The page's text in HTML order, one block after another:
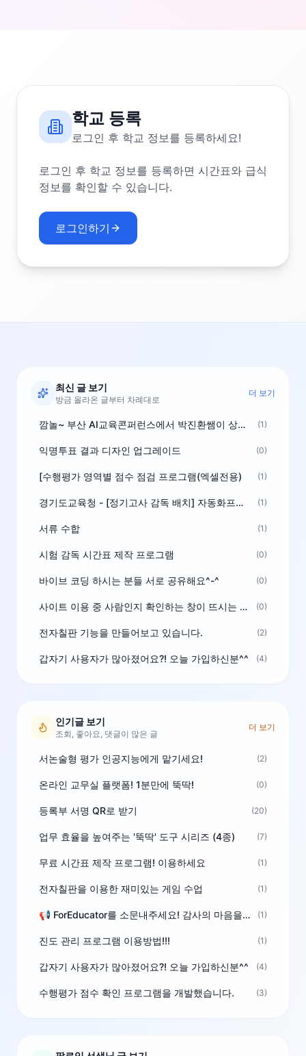
학교 등록
로그인 후 학교 정보를 등록하세요!
로그인 후 학교 정보를 등록하면 시간표와 급식
정보를 확인할 수 있습니다.
로그인하기
최신 글 보기
방금 올라온 글부터 차례대로
더 보기
깜놀~ 부산 AI교육콘퍼런스에서 박진환쌤이 상받으려 나오셨네요~ ^^ (1)
익명투표 결과 디자인 업그레이드 (0)
[수행평가 영역별 점수 점검 프로그램(엑셀전용) (1)
경기도교육청 - [정기고사 감독 배치] 자동화프로그램 보급 (1)
서류 수합 (1)
시험 감독 시간표 제작 프로그램 (0)
바이브 코딩 하시는 분들 서로 공유해요^-^ (0)
사이트 이용 중 사람인지 확인하는 창이 뜨시는 분은 알려주세요 (0)
전자칠판 기능을 만들어보고 있습니다. (2)
갑자기 사용자가 많아졌어요?! 오늘 가입하신분^^ (4)
인기글 보기
조회, 좋아요, 댓글이 많은 글
더 보기
서논술형 평가 인공지능에게 맡기세요! (2)
온라인 교무실 플랫폼! 1분만에 뚝딱! (0)
등록부 서명 QR로 받기 (20)
업무 효율을 높여주는 '뚝딱' 도구 시리즈 (4종) (7)
무료 시간표 제작 프로그램! 이용하세요 (1)
전자칠판을 이용한 재미있는 게임 수업 (1)
📢 ForEducator를 소문내주세요! 감사의 마음을 담은 포인트 선물 (1)
진도 관리 프로그램 이용방법!!! (1)
갑자기 사용자가 많아졌어요?! 오늘 가입하신분^^ (4)
수행평가 점수 확인 프로그램을 개발했습니다. (3)